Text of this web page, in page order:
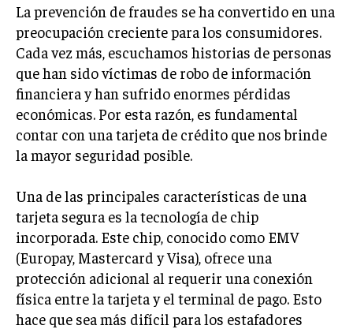
La prevención de fraudes se ha convertido en una
preocupación creciente para los consumidores.
Cada vez más, escuchamos historias de personas
que han sido víctimas de robo de información
financiera y han sufrido enormes pérdidas
económicas. Por esta razón, es fundamental
contar con una tarjeta de crédito que nos brinde
la mayor seguridad posible.
Una de las principales características de una
tarjeta segura es la tecnología de chip
incorporada. Este chip, conocido como EMV
(Europay, Mastercard y Visa), ofrece una
protección adicional al requerir una conexión
física entre la tarjeta y el terminal de pago. Esto
hace que sea más difícil para los estafadores